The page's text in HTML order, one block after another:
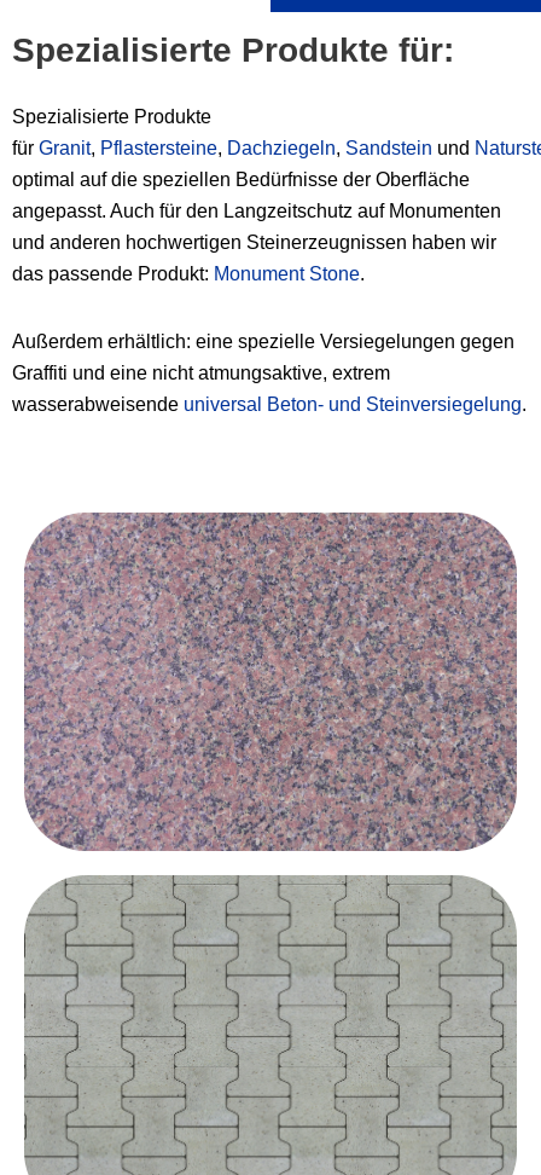
Spezialisierte Produkte für:
Spezialisierte Produkte
für Granit, Pflastersteine, Dachziegeln, Sandstein und
optimal auf die speziellen Bedürfnisse der Oberfläche
angepasst. Auch für den Langzeitschutz auf Monumenten
und anderen hochwertigen Steinerzeugnissen haben wir
das passende Produkt: Monument Stone.
Außerdem erhältlich: eine spezielle Versiegelungen gegen
Graffiti und eine nicht atmungsaktive, extrem
wasserabweisende universal Beton- und Steinversiegelung.
Zur Granit Versiegelung